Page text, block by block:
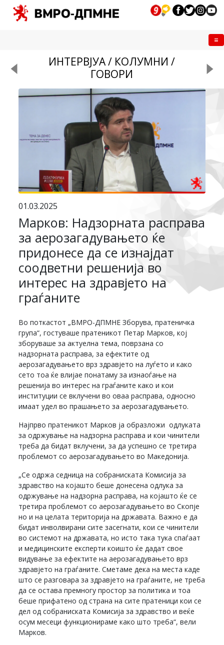
ИНТЕРВЈУА / КОЛУМНИ /
ГОВОРИ
01.03.2025
Марков: Надзорната расправа
за аерозагадувањето ќе
придонесе да се изнајдат
соодветни решенија во
интерес на здравјето на
граѓаните
Во поткастот „ВМРО-ДПМНЕ Зборува, пратеничка
група“, гостуваше пратеникот Петар Марков, кој
зборуваше за актуелна тема, поврзана со
надзорната расправа, за ефектите од
аерозагадувањето врз здравјето на луѓето и како
сето тоа ќе влијае понатаму за изнаоѓање на
решенија во интерес на граѓаните како и кои
институции се вклучени во оваа расправа, односно
имаат удел во прашањето за аерозагадувањето.
Најпрво пратеникот Марков ја образложи одлуката
за одржување на надзорна расправа и кои чинители
треба да бидат вклучени, за да успешно се третира
проблемот со аерозагадувањето во Македонија.
„Се одржа седница на собраниската Комисија за
здравство на којашто беше донесена одлука за
одржување на надзорна расправа, на којашто ќе се
третира проблемот со аерозагадувањето во Скопје
но и на целата територија на државата. Важно е да
бидат инволвирани сите засегнати, кои се чинители
во системот на државата, но исто така тука спаѓаат
и медицинските експерти коишто ќе дадат свое
видување за ефектите на аерозагадувањето врз
здравјето на граѓаните. Сметаме дека на места каде
што се разговара за здравјето на граѓаните, не треба
да се остава премногу простор за политика и тоа
беше прифатено од страна на сите пратеници кои се
дел од собраниската Комисија за здравство и веќе
осум месеци функционираме како што треба“, вели
Марков.